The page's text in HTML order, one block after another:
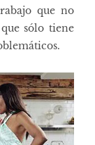
que no
sólo tiene